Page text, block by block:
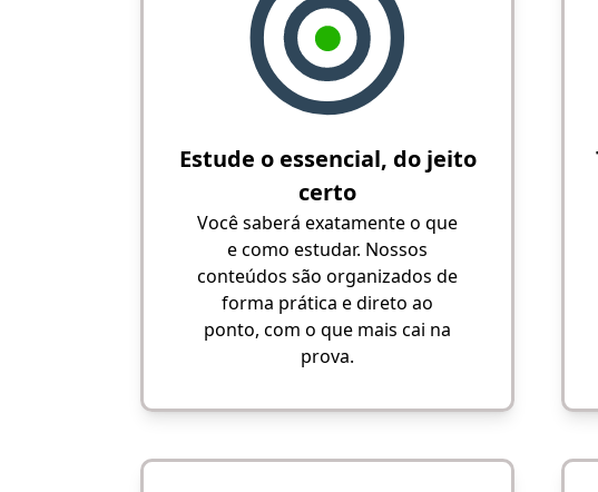
Estude o essencial, do jeito
certo
Você saberá exatamente o que
e como estudar. Nossos
conteúdos são organizados de
forma prática e direto ao
ponto, com o que mais cai na
prova.